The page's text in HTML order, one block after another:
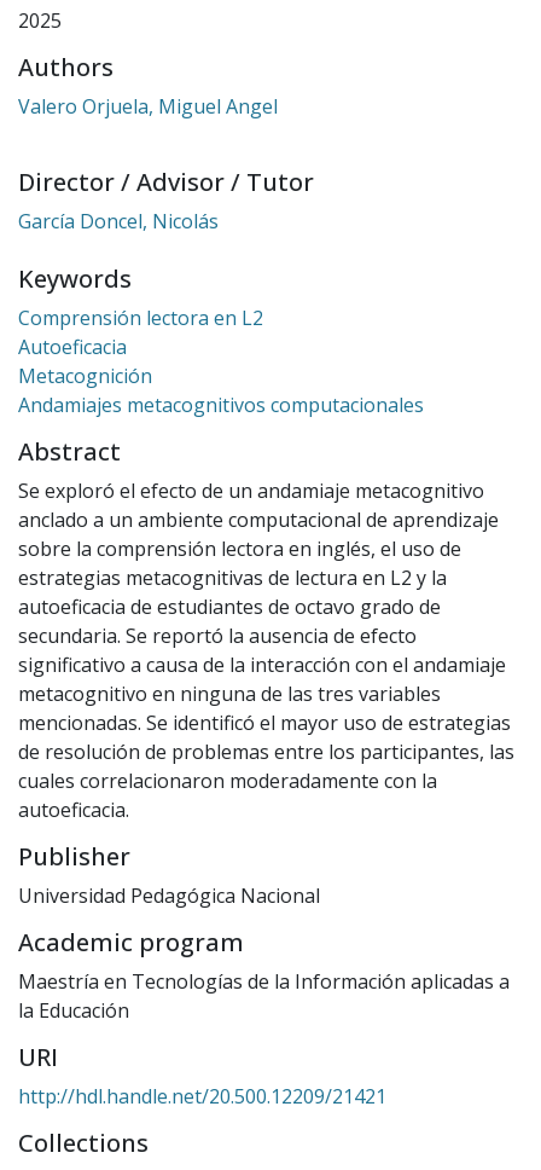
2025
Authors
Valero Orjuela, Miguel Angel
Director / Advisor / Tutor
García Doncel, Nicolás
Keywords
Comprensión lectora en L2
Autoeficacia
Metacognición
Andamiajes metacognitivos computacionales
Abstract
Se exploró el efecto de un andamiaje metacognitivo
anclado a un ambiente computacional de aprendizaje
sobre la comprensión lectora en inglés, el uso de
estrategias metacognitivas de lectura en L2 y la
autoeficacia de estudiantes de octavo grado de
secundaria. Se reportó la ausencia de efecto
significativo a causa de la interacción con el andamiaje
metacognitivo en ninguna de las tres variables
mencionadas. Se identificó el mayor uso de estrategias
de resolución de problemas entre los participantes, las
cuales correlacionaron moderadamente con la
autoeficacia.
Publisher
Universidad Pedagógica Nacional
Academic program
Maestría en Tecnologías de la Información aplicadas a
la Educación
URI
http://hdl.handle.net/20.500.12209/21421
Collections